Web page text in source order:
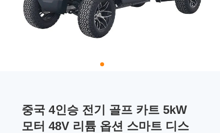
중국 4인승 전기 골프 카트 5kW
모터 48V 리튬 옵션 스마트 디스